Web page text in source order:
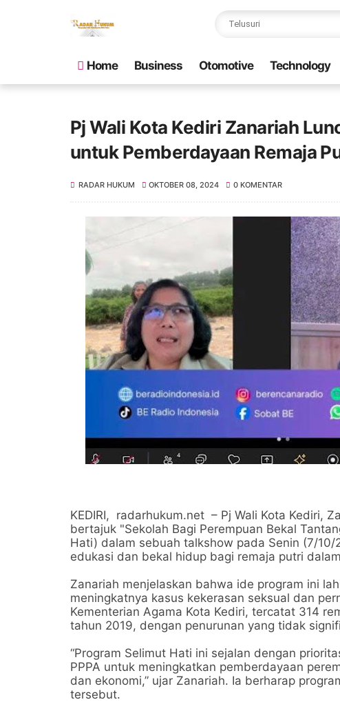
Home Business Otomotive Technology
Pj Wali Kota Kediri Zanariah
untuk Pemberdayaan Remaja
RADAR HUKUM OKTOBER 08, 2024 0 KOMENTAR
KEDIRI, radarhukum.net – Pj Wali Kota Kediri,
bertajuk "Sekolah Bagi Perempuan Bekal
Hati) dalam sebuah talkshow pada Senin (7/
edukasi dan bekal hidup bagi remaja putri
Zanariah menjelaskan bahwa ide program ini
meningkatnya kasus kekerasan seksual dan
Kementerian Agama Kota Kediri, tercatat 314
tahun 2019, dengan penurunan yang tidak
“Program Selimut Hati ini sejalan dengan
PPPA untuk meningkatkan pemberdayaan
dan ekonomi,” ujar Zanariah. Ia berharap
tersebut.